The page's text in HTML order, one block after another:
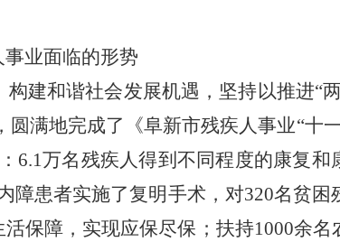
业面临的形势
建和谐社会发展机遇，坚持以推进“
满地完成了《阜新市残疾人事业“十
6.1万名残疾人得到不同程度的康复和
障患者实施了复明手术，对320名贫困
保障，实现应保尽保；扶持1000余名